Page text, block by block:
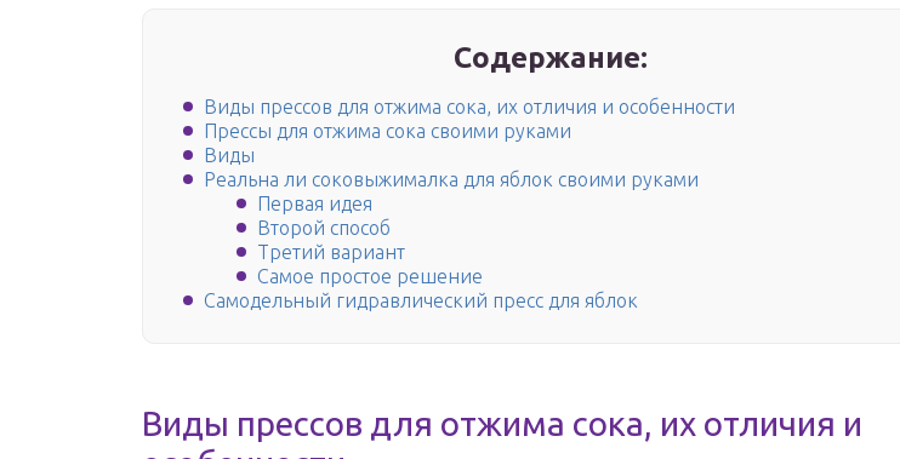
Содержание:
Виды прессов для отжима сока, их отличия и особенности
Прессы для отжима сока своими руками
Виды
Реальна ли соковыжималка для яблок своими руками
Первая идея
Второй способ
Третий вариант
Самое простое решение
Самодельный гидравлический пресс для яблок
Виды прессов для отжима сока, их отличия и